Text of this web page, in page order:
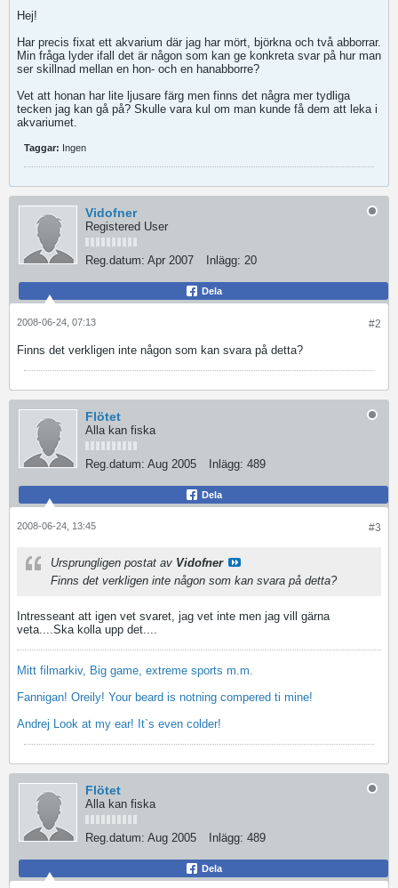
Hej!
Har precis fixat ett akvarium där jag har mört, björkna och två abborrar.
Min fråga lyder ifall det är någon som kan ge konkreta svar på hur man
ser skillnad mellan en hon- och en hanabborre?
Vet att honan har lite ljusare färg men finns det några mer tydliga
tecken jag kan gå på? Skulle vara kul om man kunde få dem att leka i
akvariumet.
Taggar: Ingen
Vidofner
Registered User
Reg.datum: Apr 2007 Inlägg: 20
Dela
#2
2008-06-24, 07:13
Finns det verkligen inte någon som kan svara på detta?
Flötet
Alla kan fiska
Reg.datum: Aug 2005 Inlägg: 489
Dela
#3
2008-06-24, 13:45
Ursprungligen postat av Vidofner
Finns det verkligen inte någon som kan svara på detta?
Intresseant att igen vet svaret, jag vet inte men jag vill gärna
veta....Ska kolla upp det....
Mitt filmarkiv, Big game, extreme sports m.m.
Fannigan! Oreily! Your beard is notning compered ti mine!
Andrej Look at my ear! It`s even colder!
Flötet
Alla kan fiska
Reg.datum: Aug 2005 Inlägg: 489
Dela